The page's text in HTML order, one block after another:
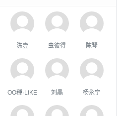
陈壹 虫彼得 陈琴
OO種·LiKE 刘晶 杨永宁